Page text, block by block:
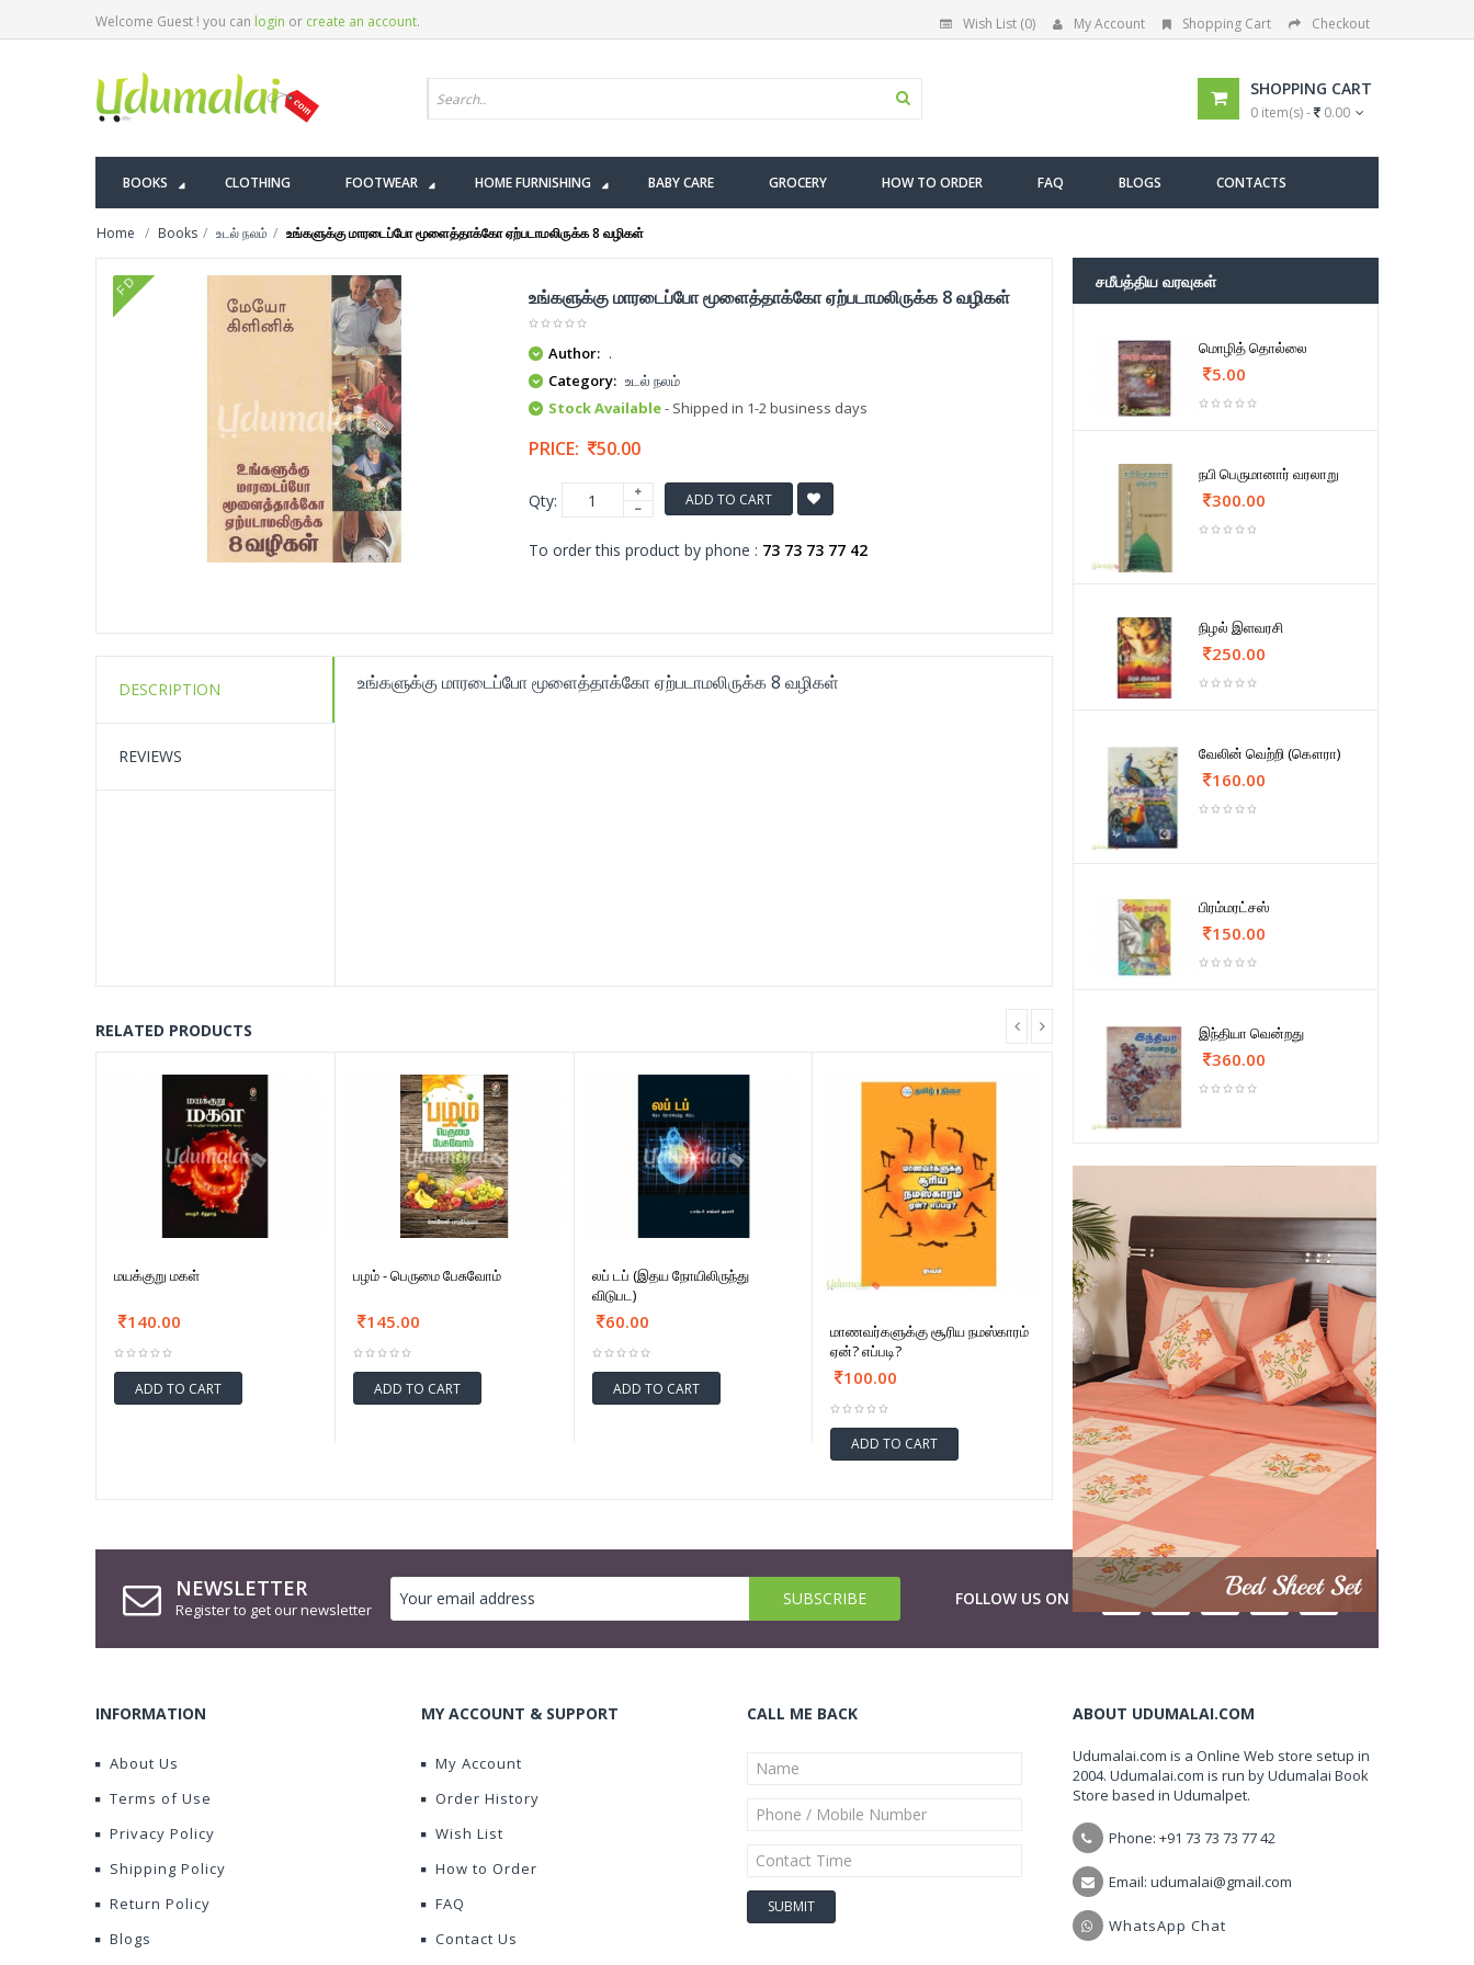
Welcome Guest ! you can login or create an account. Wish List (0) My Account Shopping Cart Checkout
SHOPPING CART
0 item(s) - 0.00
BOOKS CLOTHING FOOTWEAR HOME FURNISHING BABY CARE GROCERY HOW TO ORDER FAQ BLOGS CONTACTS
Home Books உடல் நலம் உங்களுக்கு மாரடைப்போ மூளைத்தாக்கோ ஏற்படாமலிருக்க 8 வழிகள்
FD உங்களுக்கு மாரடைப்போ மூளைத்தாக்கோ ஏற்படாமலிருக்க 8 வழிகள்
Author: .
Category: உடல் நலம்
Stock Available- Shipped in 1-2 business days
PRICE: 50.00
Qty: ADD TO CART
To order this product by phone : 73 73 73 77 42
DESCRIPTION
REVIEWS
உங்களுக்கு மாரடைப்போ மூளைத்தாக்கோ ஏற்படாமலிருக்க 8 வழிகள்
RELATED PRODUCTS
மயக்குறு மகள்
140.00
ADD TO CART
பழம் - பெருமை பேசுவோம்
145.00
ADD TO CART
லப் டப் (இதய நோயிலிருந்து
விடுபட)
60.00
ADD TO CART
மாணவர்களுக்கு சூரிய நமஸ்காரம்
ஏன்? எப்படி?
100.00
ADD TO CART
சமீபத்திய வரவுகள்
மொழித் தொல்லை
5.00
நபி பெருமானார் வரலாறு
300.00
நிழல் இளவரசி
250.00
வேலின் வெற்றி (கௌரா)
160.00
பிரம்மரட்சஸ்
150.00
இந்தியா வென்றது
360.00
NEWSLETTER
Register to get our newsletter
FOLLOW US ON
INFORMATION
About Us
Terms of Use
Privacy Policy
Shipping Policy
Return Policy
Blogs
MY ACCOUNT & SUPPORT
My Account
Order History
Wish List
How to Order
FAQ
Contact Us
CALL ME BACK ABOUT UDUMALAI.COM
Udumalai.com is a Online Web store setup in
2004. Udumalai.com is run by Udumalai Book
Store based in Udumalpet.
Phone: +91 73 73 73 77 42
Email: udumalai@gmail.com
WhatsApp Chat